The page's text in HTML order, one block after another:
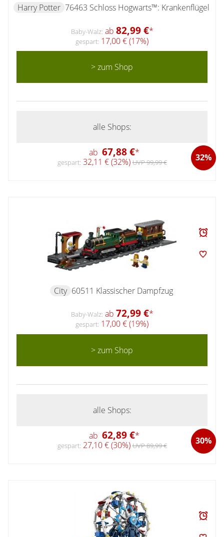
Harry Potter 76463 Schloss Hogwarts™: Krankenflügel
Baby-Walz: ab 82,99 €*
gespart: 17,00 € (17%)
> zum Shop
alle Shops:
ab 67,88 €* 32%
gespart: 32,11 € (32%)UVP 99,99 €
City 60511 Klassischer Dampfzug
Baby-Walz: ab 72,99 €*
gespart: 17,00 € (19%)
> zum Shop
alle Shops:
ab 62,89 €* 30%
gespart: 27,10 € (30%)UVP 89,99 €